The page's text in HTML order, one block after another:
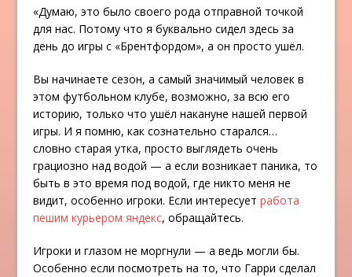
«Думаю, это было своего рода отправной точкой
для нас. Потому что я буквально сидел здесь за
день до игры с «Брентфордом», а он просто ушёл.
Вы начинаете сезон, а самый значимый человек в
этом футбольном клубе, возможно, за всю его
историю, только что ушёл накануне нашей первой
игры. И я помню, как сознательно старался…
словно старая утка, просто выглядеть очень
грациозно над водой — а если возникает паника, то
быть в это время под водой, где никто меня не
видит, особенно игроки. Если интересуетработа
пешим курьером яндекс, обращайтесь.
Игроки и глазом не моргнули — а ведь могли бы.
Особенно если посмотреть на то, что Гарри сделал